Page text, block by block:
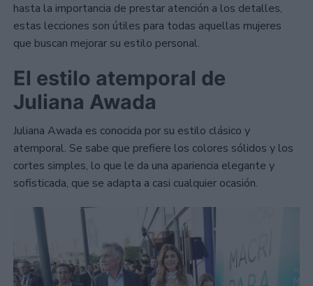
hasta la importancia de prestar atención a los detalles,
estas lecciones son útiles para todas aquellas mujeres
que buscan mejorar su estilo personal.
El estilo atemporal de
Juliana Awada
Juliana Awada es conocida por su estilo clásico y
atemporal. Se sabe que prefiere los colores sólidos y los
cortes simples, lo que le da una apariencia elegante y
sofisticada, que se adapta a casi cualquier ocasión.